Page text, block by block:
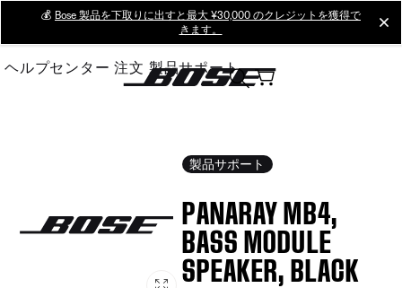
Main
💰 Bose 製品を下取りに出すと最大 ¥30,000 のクレジットを獲得で
きます。
ヘルプセンター 注文 製品サポート
製品サポート
PANARAY MB4,
BASS MODULE
SPEAKER, BLACK